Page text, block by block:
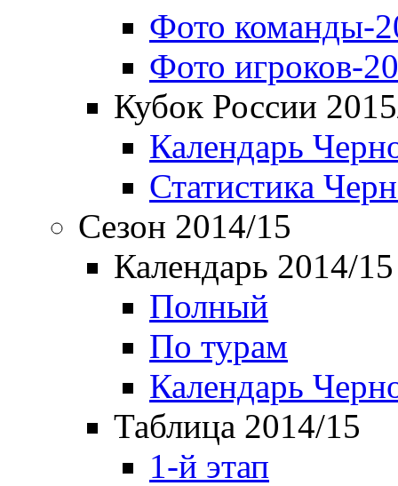
Фото команды-
Фото игроков-
Кубок России
Календарь
Статистика
Сезон 2014/15
Календарь 2014/15
Полный
По турам
Календарь
Таблица 2014/15
1-й этап